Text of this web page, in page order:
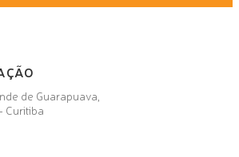
de Guarapuava,
Curitiba